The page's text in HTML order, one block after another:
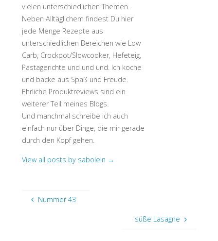
vielen unterschiedlichen Themen.
Neben Alltäglichem findest Du hier
jede Menge Rezepte aus
unterschiedlichen Bereichen wie Low
Carb, Crockpot/Slowcooker, Hefeteig,
Pastagerichte und und und. Ich koche
und backe aus Spaß und Freude.
Ehrliche Produktreviews sind ein
weiterer Teil meines Blogs.
Und manchmal schreibe ich auch
einfach nur über Dinge, die mir gerade
durch den Kopf gehen.
View all posts by sabolein →
Nummer 43
süße Lasagne